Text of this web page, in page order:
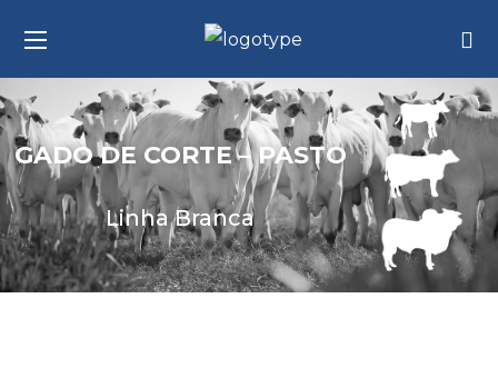
GADO DE CORTE – PASTO
Linha Branca